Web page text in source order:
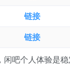
链接
链接
闲吧个人体验是稳